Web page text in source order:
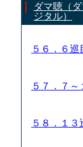
ダマ聴（
ジタル）
５６．６
５７．７
５８．１